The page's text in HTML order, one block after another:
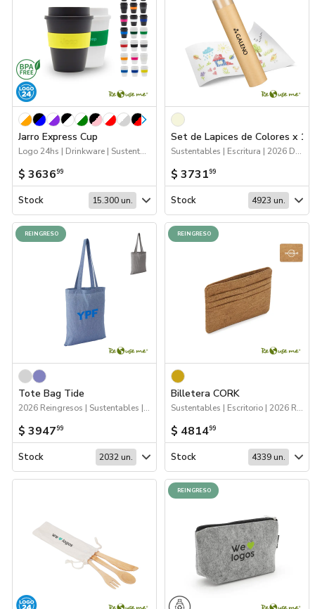
Jarro Express Cup
Logo 24hs | Drinkware | Sustentables | 2026 Minería | Próximos Arribos
$ 363699
Stock 15.300 un.
Set de Lapices de Colores x 12
Sustentables | Escritura | 2026 Día de la Niñez
$ 373199
Stock 4923 un.
REINGRESO
Tote Bag Tide
2026 Reingresos | Sustentables | Bolsas y Tote Bags
$ 394799
Stock 2032 un.
REINGRESO
Billetera CORK
Sustentables | Escritorio | 2026 Reingresos
$ 481499
Stock 4339 un.
REINGRESO